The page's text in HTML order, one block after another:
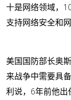
十是网络领域，
支持网络安全和
美国国防部长奥
来战争中需要具
利说，6年前他出